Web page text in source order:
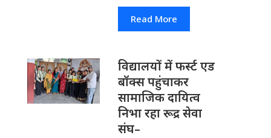
Read More
विद्यालयों में फर्स्ट एड
बॉक्स पहुंचाकर
सामाजिक दायित्व
निभा रहा रूद्र सेवा
संघ–